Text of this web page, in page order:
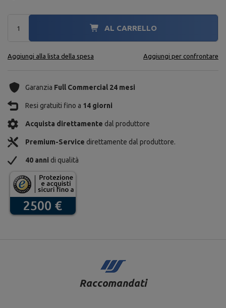
AL CARRELLO
Aggiungi alla lista della spesa Aggiungi per confrontare
Garanzia Full Commercial 24 mesi
Resi gratuiti fino a 14 giorni
Acquista direttamente dal produttore
Premium-Service direttamente dal produttore.
40 anni di qualità
Raccomandati